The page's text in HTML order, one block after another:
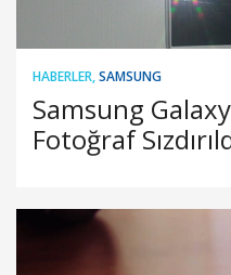
HABERLER,SAMSUNG
Samsung
Fotoğraf